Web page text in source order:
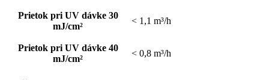
Prietok pri UV dávke 30
mJ/cm²
< 1,1 m³/h
Prietok pri UV dávke 40
mJ/cm²
< 0,8 m³/h